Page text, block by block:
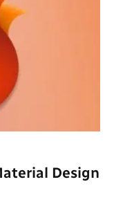
Design